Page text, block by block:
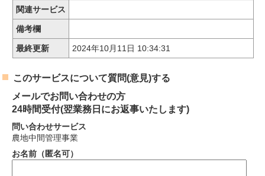
関連サービス
備考欄
最終更新 2024年10月11日 10:34:31
このサービスについて質問(意見)する
メールでお問い合わせの方
24時間受付(翌業務日にお返事いたします)
問い合わせサービス
農地中間管理事業
お名前（匿名可）